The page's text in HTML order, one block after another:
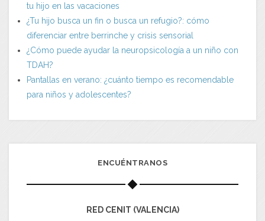
tu hijo en las vacaciones
¿Tu hijo busca un fin o busca un refugio?: cómo
diferenciar entre berrinche y crisis sensorial
¿Cómo puede ayudar la neuropsicología a un niño con
TDAH?
Pantallas en verano: ¿cuánto tiempo es recomendable
para niños y adolescentes?
ENCUÉNTRANOS
RED CENIT (VALENCIA)